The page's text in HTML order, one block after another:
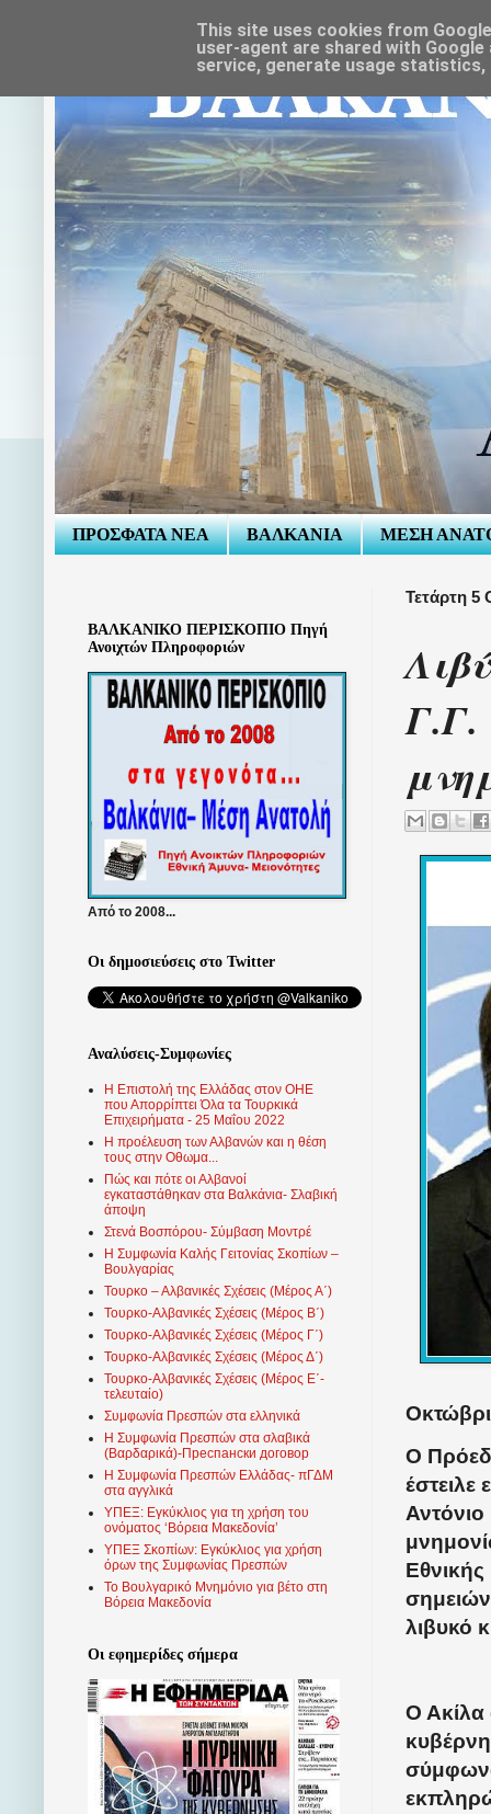
ΠΡΟΣΦΑΤΑ ΝΕΑ ΒΑΛΚΑΝΙΑ ΜΕΣΗ
Τετάρτη 5
Γ.Γ.
Ο
λιβυκό
Ο Ακίλα
ΒΑΛΚΑΝΙΚΟ ΠΕΡΙΣΚΟΠΙΟ Πηγή
Ανοιχτών Πληροφοριών
Από το 2008...
Οι δημοσιεύσεις στο Twitter
Αναλύσεις-Συμφωνίες
Η Επιστολή της Ελλάδας στον ΟΗΕ
που Απορρίπτει Όλα τα Τουρκικά
Επιχειρήματα - 25 Μαΐου 2022
Η προέλευση των Αλβανών και η θέση
τους στην Οθωμα...
Πώς και πότε οι Αλβανοί
εγκαταστάθηκαν στα Βαλκάνια- Σλαβική
άποψη
Στενά Βοσπόρου- Σύμβαση Μοντρέ
Η Συμφωνία Καλής Γειτονίας Σκοπίων –
Βουλγαρίας
Τουρκο – Αλβανικές Σχέσεις (Mέρος Α΄)
Τουρκο-Αλβανικές Σχέσεις (Μέρος Β΄)
Τουρκο-Αλβανικές Σχέσεις (Μέρος Γ΄)
Τουρκο-Αλβανικές Σχέσεις (Μέρος Δ΄)
Τουρκο-Αλβανικές Σχέσεις (Μέρος Ε΄-
τελευταίο)
Συμφωνία Πρεσπών στα ελληνικά
Η Συμφωνία Πρεσπών στα σλαβικά
(Βαρδαρικά)-Преспански договор
Η Συμφωνία Πρεσπών Ελλάδας- πΓΔΜ
στα αγγλικά
ΥΠΕΞ: Εγκύκλιος για τη χρήση του
ονόματος ‘Βόρεια Μακεδονία’
ΥΠΕΞ Σκοπίων: Εγκύκλιος για χρήση
όρων της Συμφωνίας Πρεσπών
Το Βουλγαρικό Μνημόνιο για βέτο στη
Βόρεια Μακεδονία
Οι εφημερίδες σήμερα
This site uses cookies from
user-agent are shared with
service, generate usage statistics,